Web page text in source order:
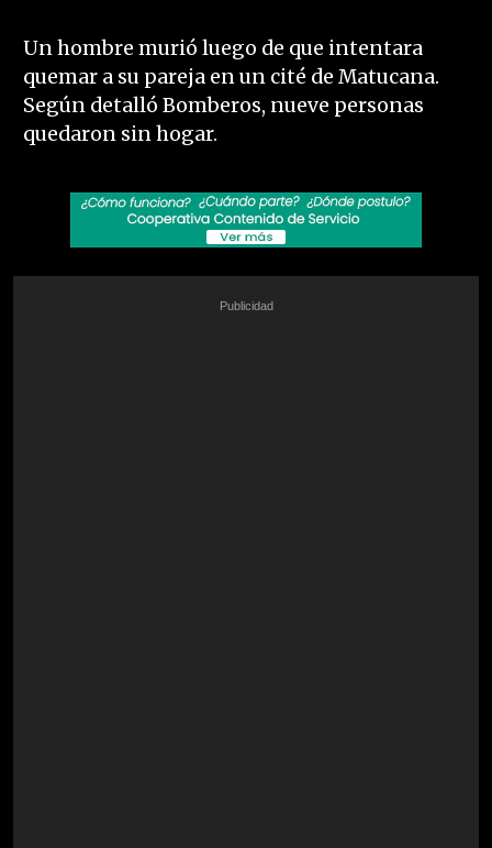
Un hombre murió luego de que intentara
quemar a su pareja en un cité de Matucana.
Según detalló Bomberos, nueve personas
quedaron sin hogar.